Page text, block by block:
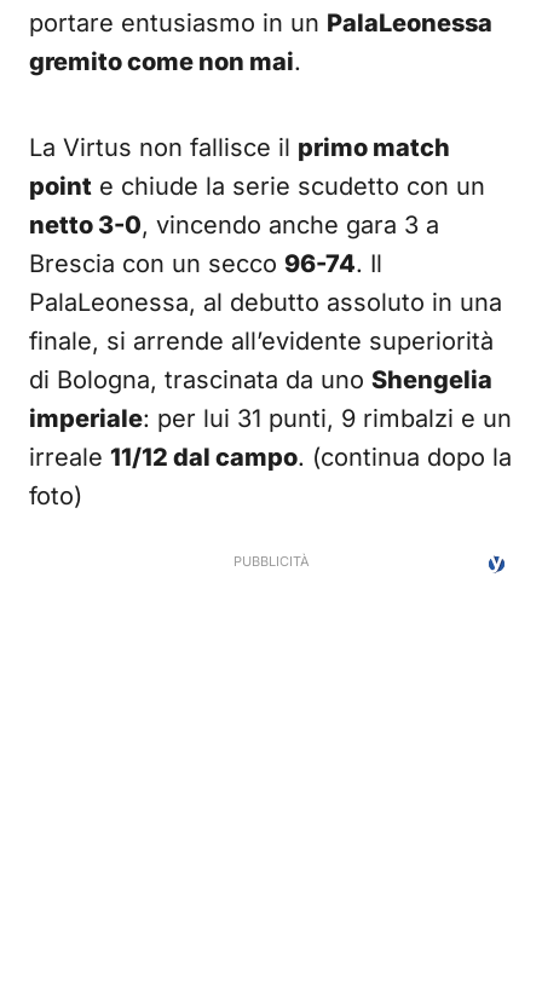
portare entusiasmo in un PalaLeonessa
gremito come non mai.
La Virtus non fallisce il primo match
point e chiude la serie scudetto con un
netto 3-0, vincendo anche gara 3 a
Brescia con un secco 96-74. Il
PalaLeonessa, al debutto assoluto in una
finale, si arrende all’evidente superiorità
di Bologna, trascinata da uno Shengelia
imperiale: per lui 31 punti, 9 rimbalzi e un
irreale 11/12 dal campo. (continua dopo la
foto)